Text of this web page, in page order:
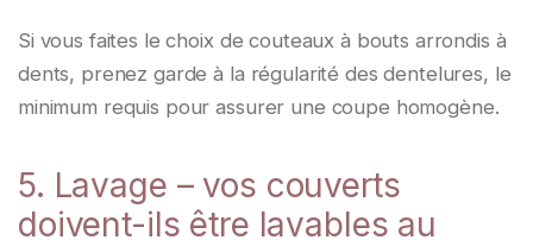
Si vous faites le choix de couteaux à bouts arrondis à
dents, prenez garde à la régularité des dentelures, le
minimum requis pour assurer une coupe homogène.
5. Lavage – vos couverts
doivent-ils être lavables au